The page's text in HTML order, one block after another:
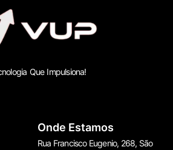
Que Impulsiona!
Onde Estamos
Rua Francisco Eugenio, 268, São